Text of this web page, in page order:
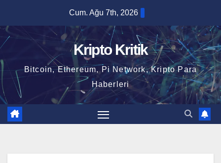
content
Cum. Ağu 7th, 2026
Kripto Kritik
Bitcoin, Ethereum, Pi Network, Kripto Para
Haberleri